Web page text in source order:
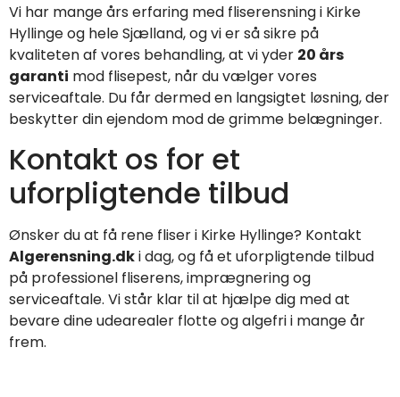
Vi har mange års erfaring med fliserensning i Kirke
Hyllinge og hele Sjælland, og vi er så sikre på
kvaliteten af vores behandling, at vi yder 20 års
garanti mod flisepest, når du vælger vores
serviceaftale. Du får dermed en langsigtet løsning, der
beskytter din ejendom mod de grimme belægninger.
Kontakt os for et
uforpligtende tilbud
Ønsker du at få rene fliser i Kirke Hyllinge? Kontakt
Algerensning.dki dag, og få et uforpligtende tilbud
på professionel fliserens, imprægnering og
serviceaftale. Vi står klar til at hjælpe dig med at
bevare dine udearealer flotte og algefri i mange år
frem.